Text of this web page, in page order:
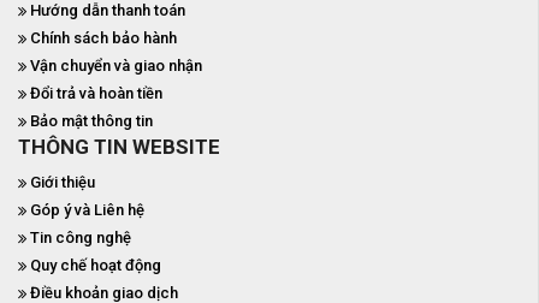
Hướng dẫn thanh toán
Chính sách bảo hành
Vận chuyển và giao nhận
Đổi trả và hoàn tiền
Bảo mật thông tin
THÔNG TIN WEBSITE
Giới thiệu
Góp ý và Liên hệ
Tin công nghệ
Quy chế hoạt động
Điều khoản giao dịch